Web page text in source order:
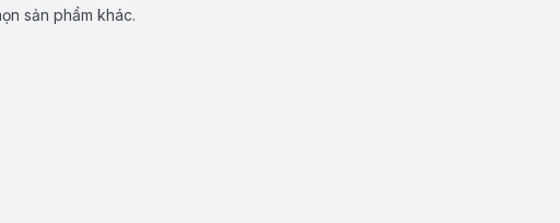
sản phẩm khác.